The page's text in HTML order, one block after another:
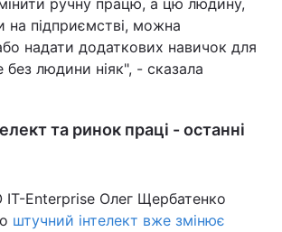
ручну працю, а цю людину,
на підприємстві, можна
надати додаткових навичок для
без людини ніяк", - сказала
та ринок праці - останні
IT-Enterprise Олег Щербатенко
штучний інтелект вже змінює